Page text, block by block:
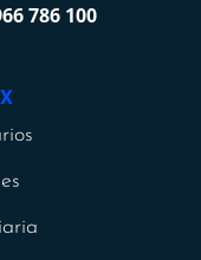
786 100